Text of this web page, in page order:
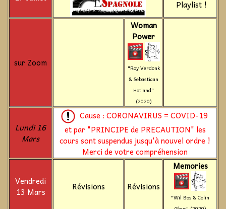
Playlist !
sur Zoom
Woman
Power
"Roy Verdonk
& Sebastiaan
Hotland"
(2020)
Lundi 16
Mars
Cause : CORONAVIRUS = COVID-19
et par "PRINCIPE de PRECAUTION" les
cours sont suspendus jusqu'à nouvel ordre !
Merci de votre compréhension
Vendredi
13 Mars
Révisions Révisions
Memories
"Wil Bos & Colin